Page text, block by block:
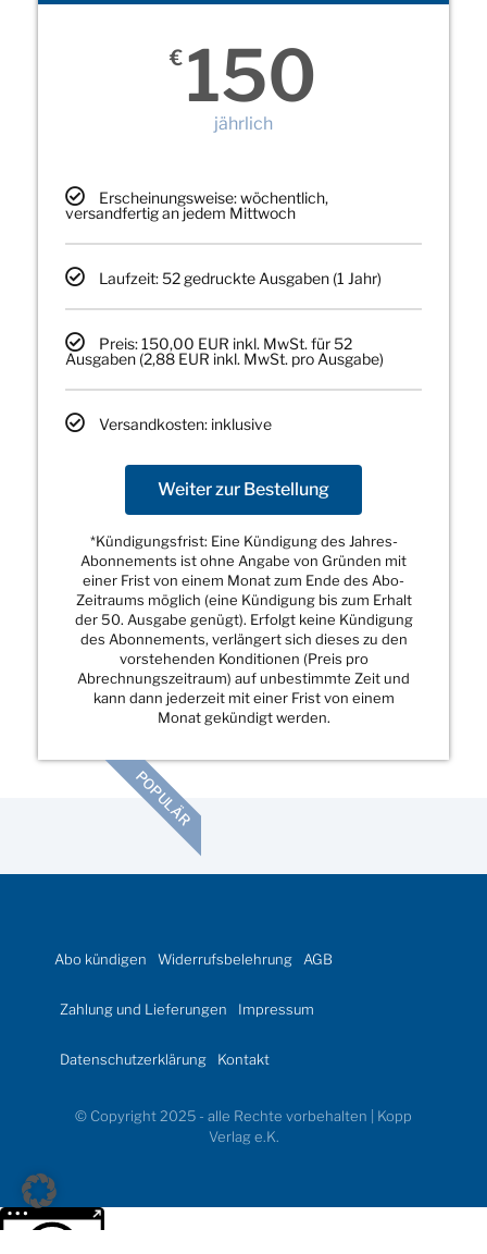
€ 150
jährlich
Erscheinungsweise: wöchentlich,
versandfertig an jedem Mittwoch
Laufzeit: 52 gedruckte Ausgaben (1 Jahr)
Preis: 150,00 EUR inkl. MwSt. für 52
Ausgaben (2,88 EUR inkl. MwSt. pro Ausgabe)
Versandkosten: inklusive
Weiter zur Bestellung
*Kündigungsfrist: Eine Kündigung des Jahres-
Abonnements ist ohne Angabe von Gründen mit
einer Frist von einem Monat zum Ende des Abo-
Zeitraums möglich (eine Kündigung bis zum Erhalt
der 50. Ausgabe genügt). Erfolgt keine Kündigung
des Abonnements, verlängert sich dieses zu den
vorstehenden Konditionen (Preis pro
Abrechnungszeitraum) auf unbestimmte Zeit und
kann dann jederzeit mit einer Frist von einem
Monat gekündigt werden.
POPULÄR
Abo kündigen Widerrufsbelehrung AGB
Zahlung und Lieferungen Impressum
Datenschutzerklärung Kontakt
© Copyright 2025 - alle Rechte vorbehalten | Kopp
Verlag e.K.
Weitere Informationen über den gesperrten Inhalt.